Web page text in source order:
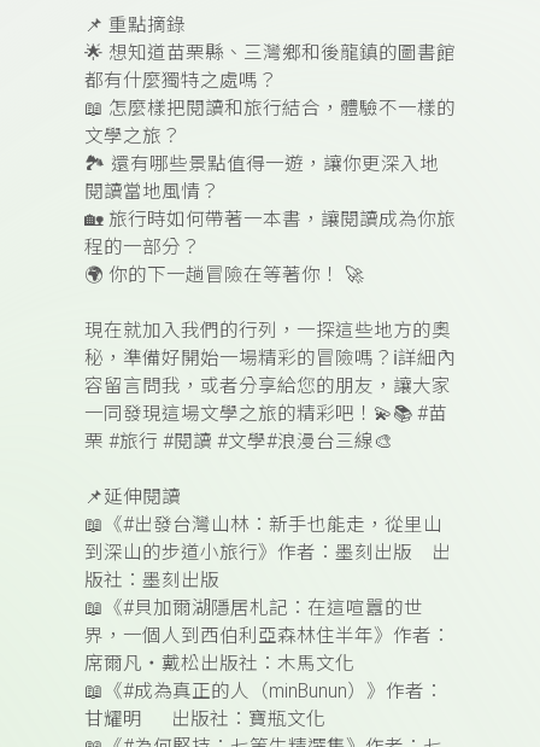
📌 重點摘錄
🌟 想知道苗栗縣、三灣鄉和後龍鎮的圖書館
都有什麼獨特之處嗎？
📖 怎麼樣把閱讀和旅行結合，體驗不一樣的
文學之旅？
🏞️ 還有哪些景點值得一遊，讓你更深入地
閱讀當地風情？
🏡 旅行時如何帶著一本書，讓閱讀成為你旅
程的一部分？
🌍 你的下一趟冒險在等著你！ 🚀
現在就加入我們的行列，一探這些地方的奧
秘，準備好開始一場精彩的冒險嗎？ ℹ️詳細內
容留言問我，或者分享給您的朋友，讓大家
一同發現這場文學之旅的精彩吧！ 💫📚 #苗
栗 #旅行 #閱讀 #文學#浪漫台三線🎨
📌延伸閱讀
📖 《#出發台灣山林：新手也能走，從里山
到深山的步道小旅行》作者：墨刻出版 出
版社：墨刻出版
📖 《#貝加爾湖隱居札記：在這喧囂的世
界，一個人到西伯利亞森林住半年》作者：
席爾凡・戴松出版社：木馬文化
📖 《#成為真正的人（minBunun） 》作者：
甘耀明 出版社：寶瓶文化